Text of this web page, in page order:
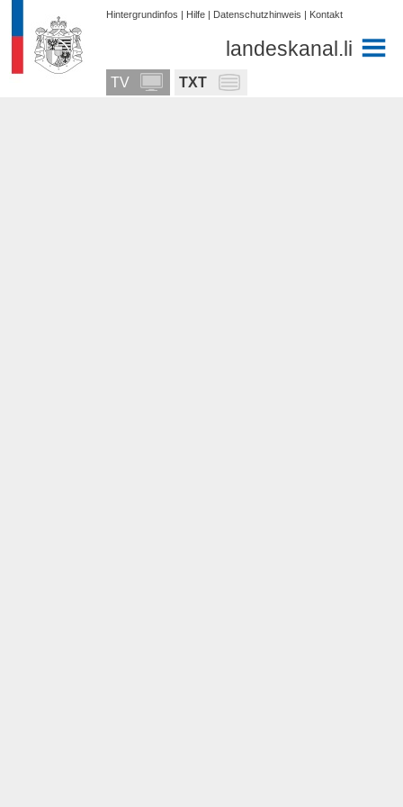
Hintergrundinfos | Hilfe | Datenschutzhinweis | Kontakt
landeskanal.li
TV TXT